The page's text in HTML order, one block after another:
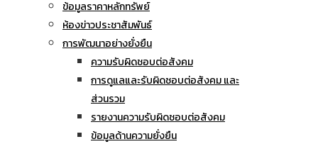
ข้อมูลราคาหลักทรัพย์
ห้องข่าวประชาสัมพันธ์
การพัฒนาอย่างยั่งยืน
ความรับผิดชอบต่อสังคม
การดูแลและรับผิดชอบต่อสังคม และ
ส่วนรวม
รายงานความรับผิดชอบต่อสังคม
ข้อมูลด้านความยั่งยืน